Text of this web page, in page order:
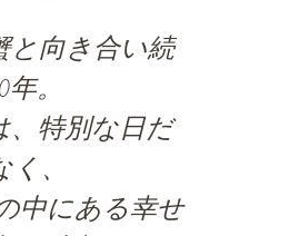
と向き合い続
。
、特別な日だ
、
中にある幸せ